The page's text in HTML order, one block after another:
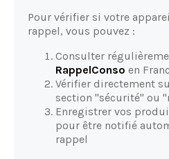
Pour vérifier si votre
rappel, vous pouvez :
Consulter
RappelConso en
Vérifier directement
section "sécurité" ou
Enregistrer vos
pour être notifié
rappel